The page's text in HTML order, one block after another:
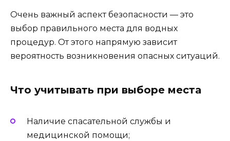
Очень важный аспект безопасности — это
выбор правильного места для водных
процедур. От этого напрямую зависит
вероятность возникновения опасных ситуаций.
Что учитывать при выборе места
Наличие спасательной службы и
медицинской помощи;